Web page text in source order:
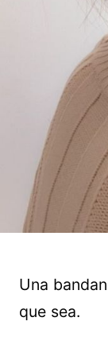
Una
que sea.